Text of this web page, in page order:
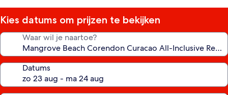
Kies datums om prijzen te bekijken
Waar wil je naartoe?
Datums